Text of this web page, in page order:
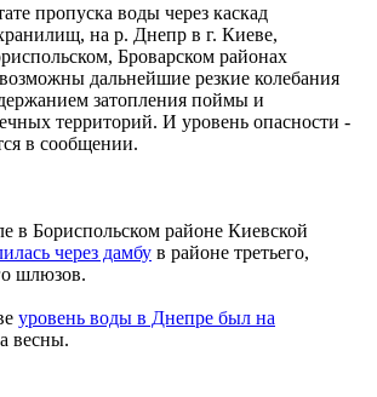
пропуска воды через каскад
на р. Днепр в г. Киеве,
Броварском районах
дальнейшие резкие колебания
затопления поймы и
территорий. И уровень опасности -
в сообщении.
в Бориспольском районе Киевской
через дамбу в районе третьего,
шлюзов.
уровень воды в Днепре был на
весны.